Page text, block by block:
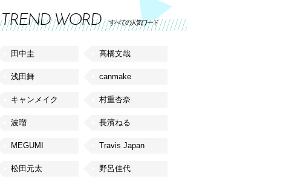
TREND WORD すべての人気ワード
田中圭 高橋文哉
浅田舞 canmake
キャンメイク 村重杏奈
波瑠 長濱ねる
MEGUMI Travis Japan
松田元太 野呂佳代